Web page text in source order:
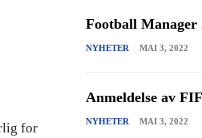
for
Football Manager
NYHETER MAI 3, 2022
Anmeldelse av
NYHETER MAI 3, 2022